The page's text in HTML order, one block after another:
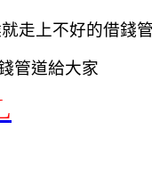
走上不好的借錢
管道給大家